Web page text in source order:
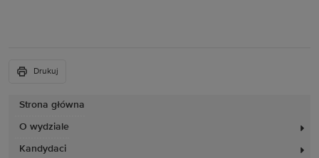
Strona główna
O wydziale
Kandydaci
Drukuj